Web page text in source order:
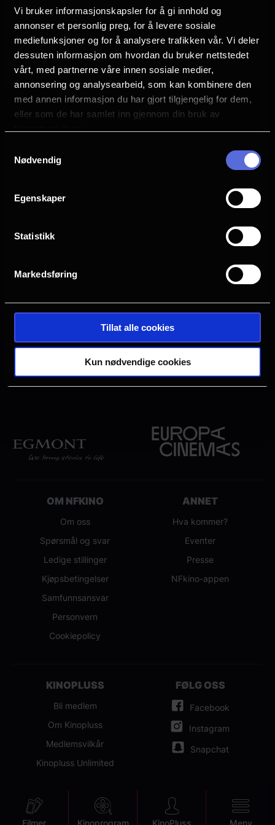
Vi bruker informasjonskapsler for å gi innhold og
annonser et personlig preg, for å levere sosiale
mediefunksjoner og for å analysere trafikken vår. Vi deler
dessuten informasjon om hvordan du bruker nettstedet
vårt, med partnerne våre innen sosiale medier,
annonsering og analysearbeid, som kan kombinere den
med annen informasjon du har gjort tilgjengelig for dem,
eller som de har samlet inn gjennom din bruk av
Nødvendig
Egenskaper
Statistikk
Markedsføring
Tillat alle cookies
Kun nødvendige cookies
Filmer Kinoprogram KinoPluss Meny
OM BALLETTEN:
Virginia Woolf trosset litterære
konvensjoner for å skildre rike indre
verdener – en forsterket, overraskende og
gripende virkelighet. Fast koreograf Wayne
team i å fremkalle Woolfs karakteristiske
verket som avviser tradisjonelle
collage av temaer fra Mrs Dalloway,
Orlando, The Waves og andre av Woolfs
skrifter. Skapt i 2015 for The Royal Ballet,
fanger denne Olivier-prisvinnende ballett-
trilogien essensen av Woolfs unike
kunstneriske ånd.
OM NFKINO
Om oss
Spørsmål og svar
Ledige stillinger
Kjøpsbetingelser
Samfunnsansvar
Personvern
Cookiepolicy
ANNET
Hva kommer?
Eventer
Presse
NFkino-appen
KINOPLUSS
Bli medlem
Om Kinopluss
Medlemsvilkår
Kinopluss Unlimited
FØLG OSS
Facebook
Instagram
Snapchat